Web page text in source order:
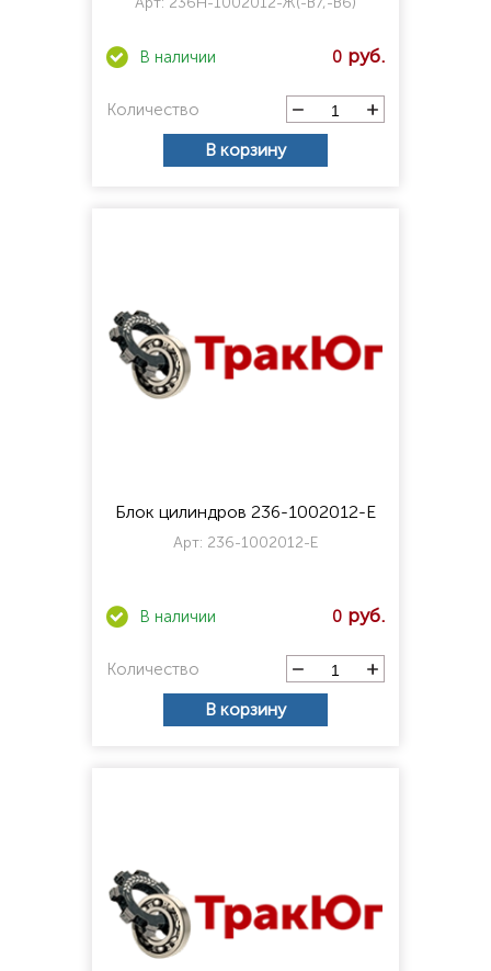
0
Количество
В корзину
Блок цилиндров 236-1002012-Е
Арт: 236-1002012-Е
0
Количество
В корзину